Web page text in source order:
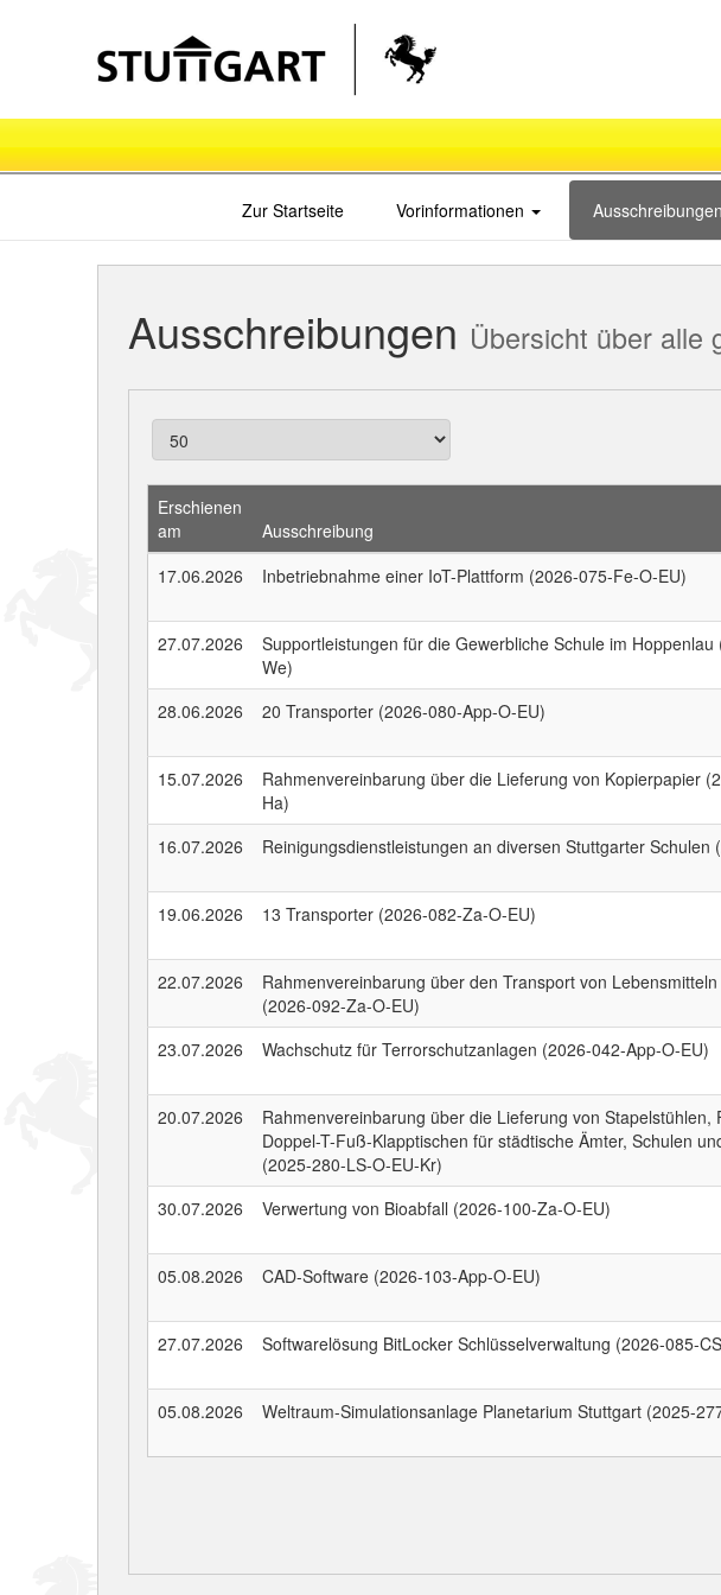
Zur Startseite Vorinformationen Ausschreibungen
Ausschreibungen Übersicht über alle
Erschienen
am
Ausschreibung
17.06.2026
Inbetriebnahme einer IoT-Plattform (2026-075-Fe-O-EU)
27.07.2026
Supportleistungen für die Gewerbliche Schule im
We)
28.06.2026
20 Transporter (2026-080-App-O-EU)
15.07.2026
Rahmenvereinbarung über die Lieferung von Kopierpapier
Ha)
16.07.2026
Reinigungsdienstleistungen an diversen Stuttgarter Schulen
19.06.2026
13 Transporter (2026-082-Za-O-EU)
22.07.2026
Rahmenvereinbarung über den Transport von
(2026-092-Za-O-EU)
23.07.2026
Wachschutz für Terrorschutzanlagen (2026-042-App-O-EU)
20.07.2026
Rahmenvereinbarung über die Lieferung von Stapelstühlen,
Doppel-T-Fuß-Klapptischen für städtische Ämter, Schulen
(2025-280-LS-O-EU-Kr)
30.07.2026 Verwertung von Bioabfall (2026-100-Za-O-EU)
05.08.2026
CAD-Software (2026-103-App-O-EU)
27.07.2026
Softwarelösung BitLocker Schlüsselverwaltung (2026-085-
05.08.2026
Weltraum-Simulationsanlage Planetarium Stuttgart (2025-